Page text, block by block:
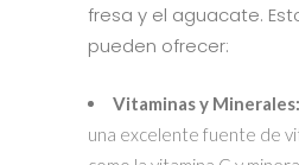
fresa y el aguacate.
pueden ofrecer:
Vitaminas y Minerales:
una excelente fuente de